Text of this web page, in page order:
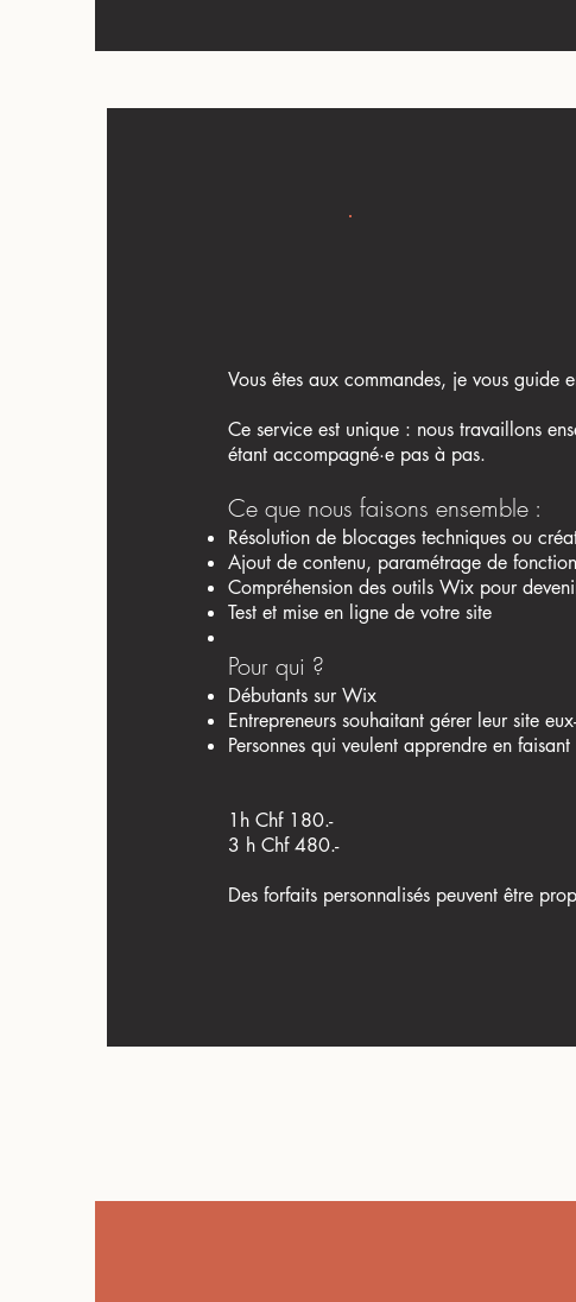
Vous êtes aux commandes, je vous guide
Ce service est unique : nous travaillons
étant accompagné·e pas à pas.
Ce que nous faisons ensemble :
Résolution de blocages techniques ou
Ajout de contenu, paramétrage de
Compréhension des outils Wix pour
Test et mise en ligne de votre site
Pour qui ?
Débutants sur Wix
Entrepreneurs souhaitant gérer leur site
Personnes qui veulent apprendre en faisant
1h Chf 180.-
3 h Chf 480.-
Des forfaits personnalisés peuvent être